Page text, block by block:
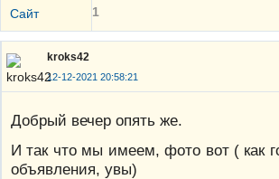
Сайт 1
kroks42
12-12-2021 20:58:21
Добрый вечер опять же.
И так что мы имеем, фото вот ( как
объявления, увы)